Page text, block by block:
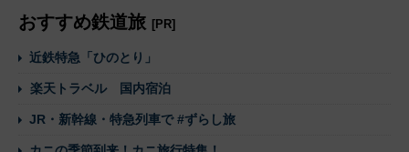
おすすめ鉄道旅 [PR]
近鉄特急「ひのとり」
楽天トラベル 国内宿泊
JR・新幹線・特急列車で #ずらし旅